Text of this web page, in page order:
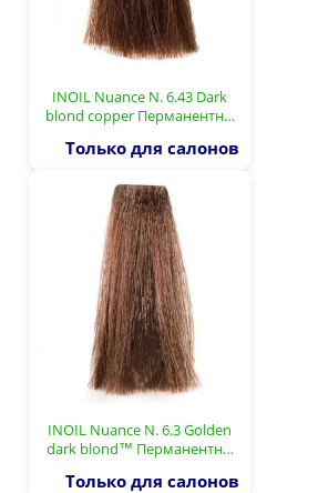
INOIL Nuance N. 6.43 Dark
blond copper Перманентн…
Только для салонов
INOIL Nuance N. 6.3 Golden
dark blond™ Перманентн…
Только для салонов